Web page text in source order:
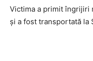
Victima a primit îngrijiri
şi a fost transportată la